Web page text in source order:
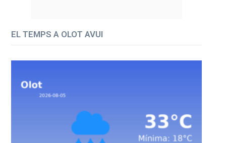
EL TEMPS A OLOT AVUI